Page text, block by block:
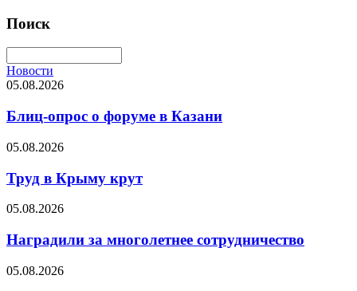
Поиск
Новости
05.08.2026
Блиц-опрос о форуме в Казани
05.08.2026
Труд в Крыму крут
05.08.2026
Наградили за многолетнее сотрудничество
05.08.2026